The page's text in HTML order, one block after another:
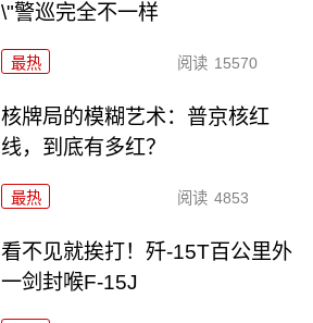
\"警巡完全不一样
最热 阅读 15570
核牌局的模糊艺术：普京核红
线，到底有多红？
最热 阅读 4853
看不见就挨打！歼-15T百公里外
一剑封喉F-15J